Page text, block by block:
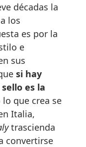
décadas la
los
es por la
e
sus
si hay
es la
que crea se
Italia,
trascienda
convertirse